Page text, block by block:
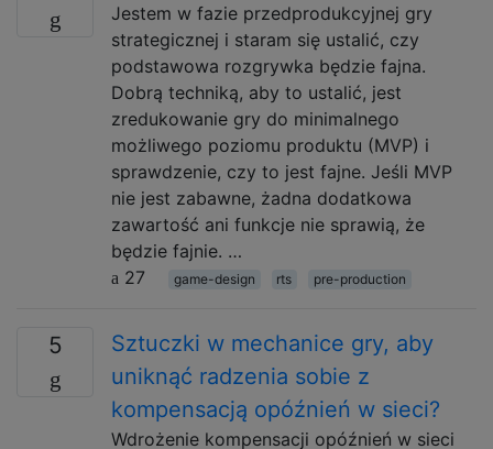
Jestem w fazie przedprodukcyjnej gry
strategicznej i staram się ustalić, czy
podstawowa rozgrywka będzie fajna.
Dobrą techniką, aby to ustalić, jest
zredukowanie gry do minimalnego
możliwego poziomu produktu (MVP) i
sprawdzenie, czy to jest fajne. Jeśli MVP
nie jest zabawne, żadna dodatkowa
zawartość ani funkcje nie sprawią, że
będzie fajnie. …
27
game-design rts pre-production
5
Sztuczki w mechanice gry, aby
uniknąć radzenia sobie z
kompensacją opóźnień w sieci?
Wdrożenie kompensacji opóźnień w sieci